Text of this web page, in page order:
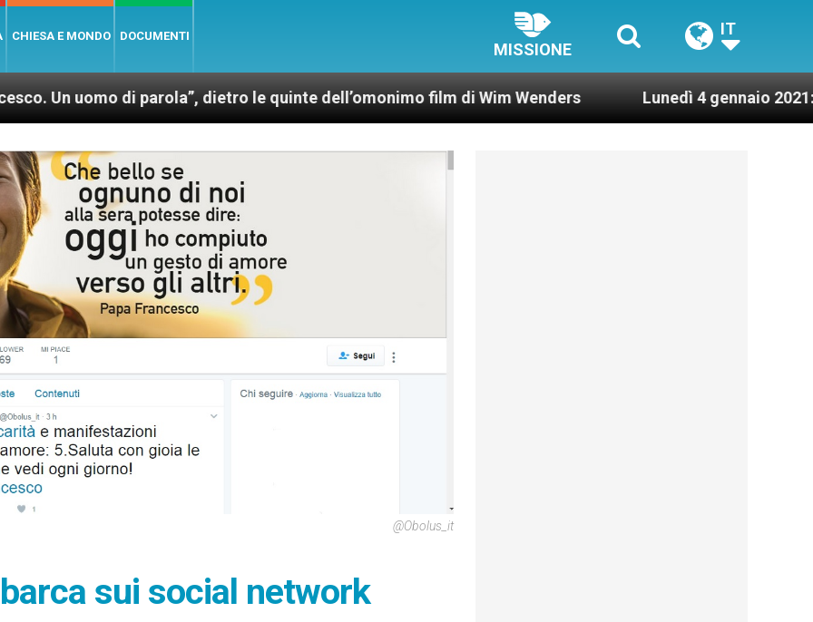
CHIESA E MONDO DOCUMENTI
MISSIONE
IT
di parola”, dietro le quinte dell’omonimo film di Wim Wenders Lunedì 4 gennaio 2021: Possesso
@Obolus_it
sui social network